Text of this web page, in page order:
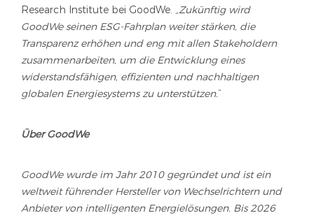
Research Institute bei GoodWe. „Zukünftig wird
GoodWe seinen ESG-Fahrplan weiter stärken, die
Transparenz erhöhen und eng mit allen Stakeholdern
zusammenarbeiten, um die Entwicklung eines
widerstandsfähigen, effizienten und nachhaltigen
globalen Energiesystems zu unterstützen.“
Über GoodWe
GoodWe wurde im Jahr 2010 gegründet und ist ein
weltweit führender Hersteller von Wechselrichtern und
Anbieter von intelligenten Energielösungen. Bis 2026